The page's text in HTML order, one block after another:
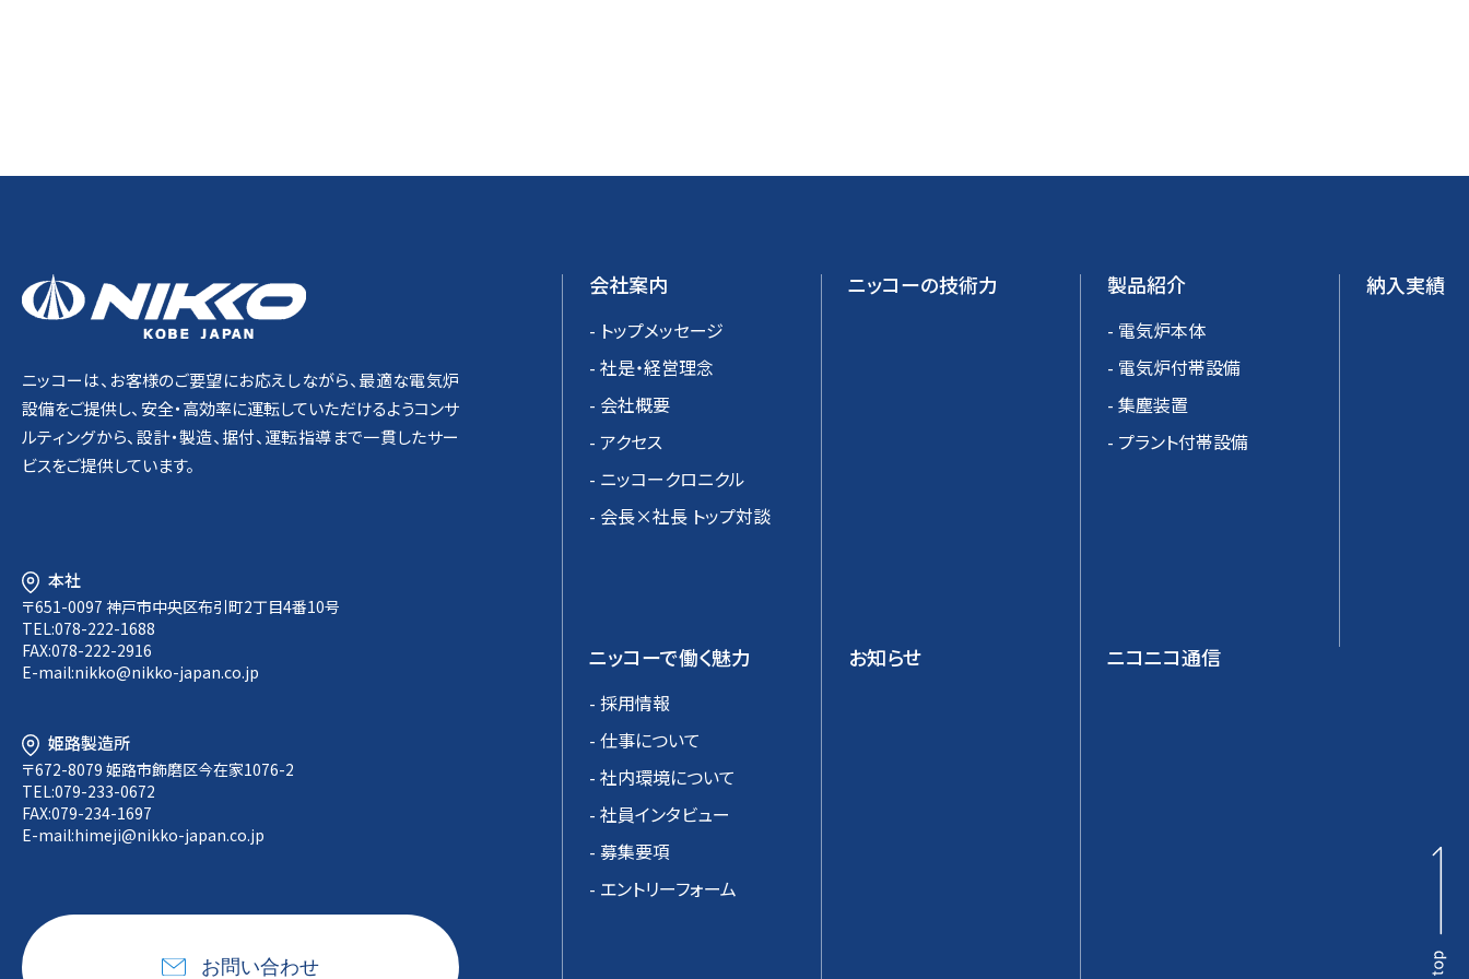
ニッコーは、お客様のご要望にお応えしながら、最適な電気炉
設備をご提供し、安全・高効率に運転していただけるようコンサ
ルティングから、設計・製造、据付、運転指導まで一貫したサー
ビスをご提供しています。
本社
〒651-0097 神戸市中央区布引町2丁目4番10号
TEL:078-222-1688
FAX:078-222-2916
E-mail:nikko@nikko-japan.co.jp
姫路製造所
〒672-8079 姫路市飾磨区今在家1076-2
TEL:079-233-0672
FAX:079-234-1697
E-mail:himeji@nikko-japan.co.jp
お問い合わせ
会社案内
- トップメッセージ
- 社是・経営理念
- 会社概要
- アクセス
- ニッコークロニクル
- 会長×社長 トップ対談
ニッコーの技術力 製品紹介
- 電気炉本体
- 電気炉付帯設備
- 集塵装置
- プラント付帯設備
納入実績
ニッコーで働く魅力
- 採用情報
- 仕事について
- 社内環境について
- 社員インタビュー
- 募集要項
- エントリーフォーム
お知らせ ニコニコ通信